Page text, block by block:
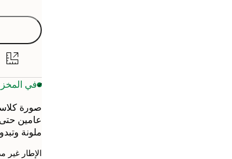
في
صورة
عامين حتى
ملونة
الإطار غير